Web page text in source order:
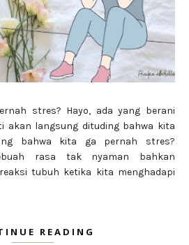
stres? Hayo, ada yang berani
akan langsung dituding bahwa kita
bahwa kita ga pernah stres?
rasa tak nyaman bahkan
tubuh ketika kita menghadapi
READING